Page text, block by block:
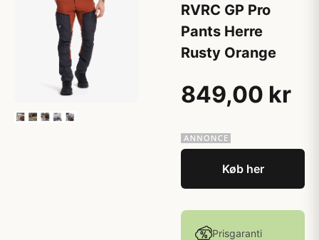
RVRC GP Pro
Pants Herre
Rusty Orange
849,00 kr
Køb her
Prisgaranti